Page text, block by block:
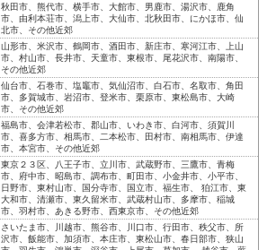
秋田市、熊代市、横手市、大館市、男鹿市、湯沢市、鹿角
市、由利本荘市、潟上市、大仙市、北秋田市、にかほ市、仙
北市、その他近郊
山形市、米沢市、鶴岡市、酒田市、新庄市、寒河江市、上山
市、村山市、長井市、天童市、東根市、尾花沢市、南陽市、
その他近郊
仙台市、石巻市、塩竈市、気仙沼市、白石市、名取市、角田
市、多賀城市、岩沼市、登米市、栗原市、東松島市、大崎
市、その他近郊
福島市、会津若松市、郡山市、いわき市、白河市、須賀川
市、喜多方市、相馬市、二本松市、田村市、南相馬市、伊達
市、本宮市、その他近郊
東京２３区、八王子市、立川市、武蔵野市、三鷹市、青梅
市、府中市、昭島市、調布市、町田市、小金井市、小平市、
日野市、東村山市、国分寺市、国立市、福生市、 狛江市、東
大和市、清瀬市、東久留米市、武蔵村山市、多摩市、稲城
市、羽村市、あきる野市、西東京市、その他近郊
さいたま市、川越市、熊谷市、川口市、行田市、秩父市、所
沢市、飯能市、加須市、本庄市、東松山市、春日部市、狭山